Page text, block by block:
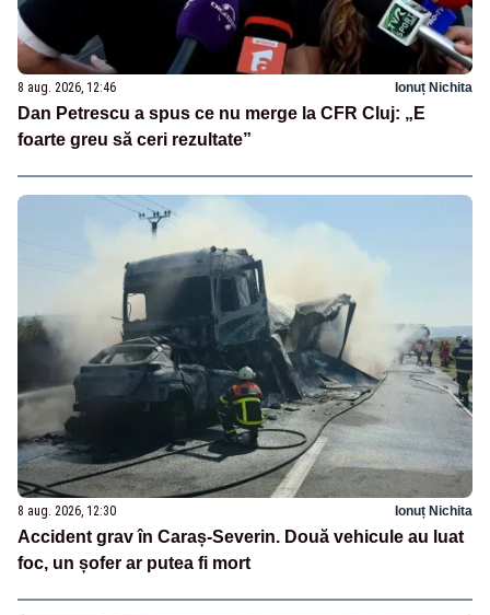
8 aug. 2026, 12:46 Ionuț Nichita
Dan Petrescu a spus ce nu merge la CFR Cluj: „E
foarte greu să ceri rezultate”
8 aug. 2026, 12:30 Ionuț Nichita
Accident grav în Caraș-Severin. Două vehicule au luat
foc, un șofer ar putea fi mort